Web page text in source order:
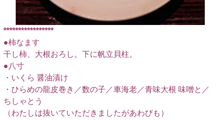
*****************
●柿なます
干し柿、大根おろし。下に帆立貝柱。
●八寸
・いくら 醤油漬け
・ひらめの龍皮巻き／数の子／車海老／青味大根 味噌と／
ちしゃとう
（わたしは抜いていただきましたがあわびも）